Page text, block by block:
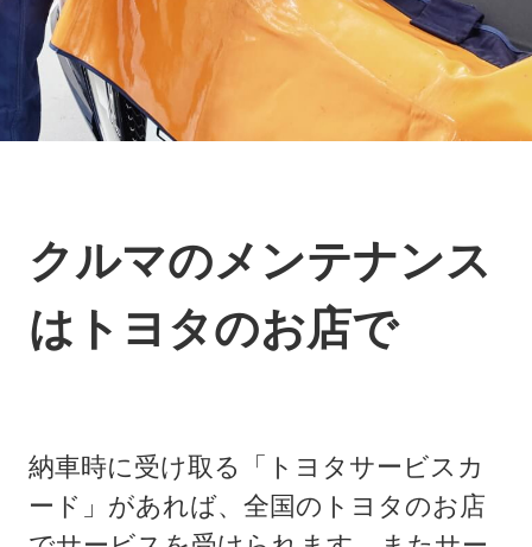
クルマのメンテナンス
はトヨタのお店で
納車時に受け取る「トヨタサービスカ
ード」があれば、全国のトヨタのお店